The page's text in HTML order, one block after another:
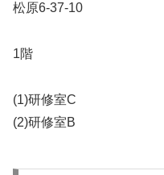
松原6-37-10
1階
(1)研修室C
(2)研修室B